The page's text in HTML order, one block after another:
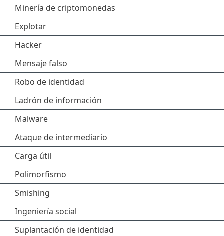
Minería de criptomonedas
Explotar
Hacker
Mensaje falso
Robo de identidad
Ladrón de información
Malware
Ataque de intermediario
Carga útil
Polimorfismo
Smishing
Ingeniería social
Suplantación de identidad